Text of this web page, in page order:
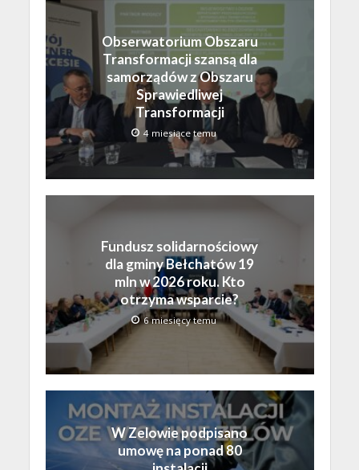
Obserwatorium Obszaru
Transformacji szansą dla
samorządów z Obszaru
Sprawiedliwej
Transformacji
4 miesiące temu
Fundusz solidarnościowy
dla gminy Bełchatów 19
mln w 2026 roku. Kto
otrzyma wsparcie?
6 miesięcy temu
W Zelowie podpisano
umowę na ponad 80